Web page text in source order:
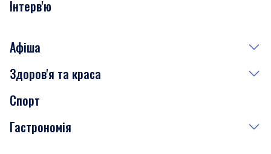
Інтерв'ю
Афіша
Сьогодні
Завтра
Субота
Здоров'я та краса
Медицина
Краса
Спорт
Гастрономія